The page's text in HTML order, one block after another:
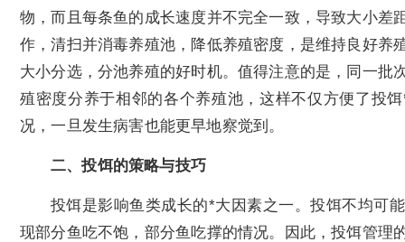
物，而且每条鱼的成长速度并不完全一致，导致大小差
作，清扫并消毒养殖池，降低养殖密度，是维持良好养
大小分选，分池养殖的好时机。值得注意的是，同一批
殖密度分养于相邻的各个养殖池，这样不仅方便了投
况，一旦发生病害也能更早地察觉到。
二、投饵的策略与技巧
投饵是影响鱼类成长的*大因素之一。投饵不均可
现部分鱼吃不饱，部分鱼吃撑的情况。因此，投饵管理